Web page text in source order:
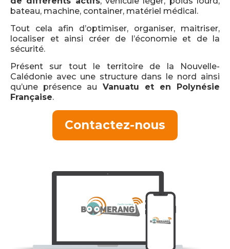
bateau, machine, container, matériel médical.
Tout cela afin d’optimiser, organiser, maitriser,
localiser et ainsi créer de l’économie et de la
sécurité.
Présent sur tout le territoire de la Nouvelle-
Calédonie avec une structure dans le nord ainsi
qu’une présence au Vanuatu et en Polynésie
Française.
Contactez-nous